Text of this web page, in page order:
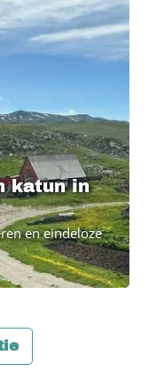
katun in
en eindeloze